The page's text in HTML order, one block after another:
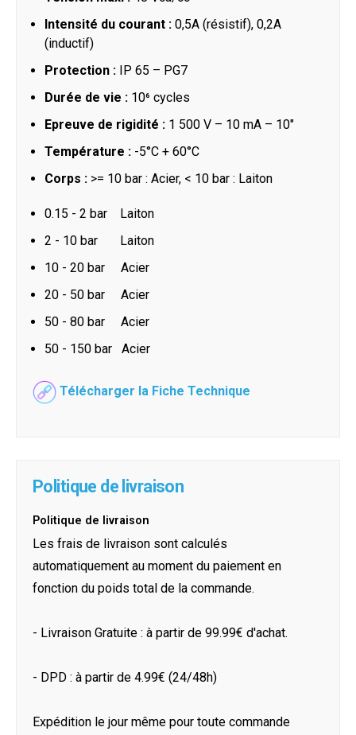
Intensité du courant : 0,5A (résistif), 0,2A
(inductif)
Protection : IP 65 – PG7
Durée de vie : 10⁶ cycles
Epreuve de rigidité : 1 500 V – 10 mA – 10"
Température : -5°C + 60°C
Corps : >= 10 bar : Acier, < 10 bar : Laiton
0.15 - 2 bar Laiton
2 - 10 bar Laiton
10 - 20 bar Acier
20 - 50 bar Acier
50 - 80 bar Acier
50 - 150 bar Acier
Télécharger la Fiche Technique
Politique de livraison
Politique de livraison
Les frais de livraison sont calculés
automatiquement au moment du paiement en
fonction du poids total de la commande.
- Livraison Gratuite : à partir de 99.99€ d'achat.
- DPD : à partir de 4.99€ (24/48h)
Expédition le jour même pour toute commande